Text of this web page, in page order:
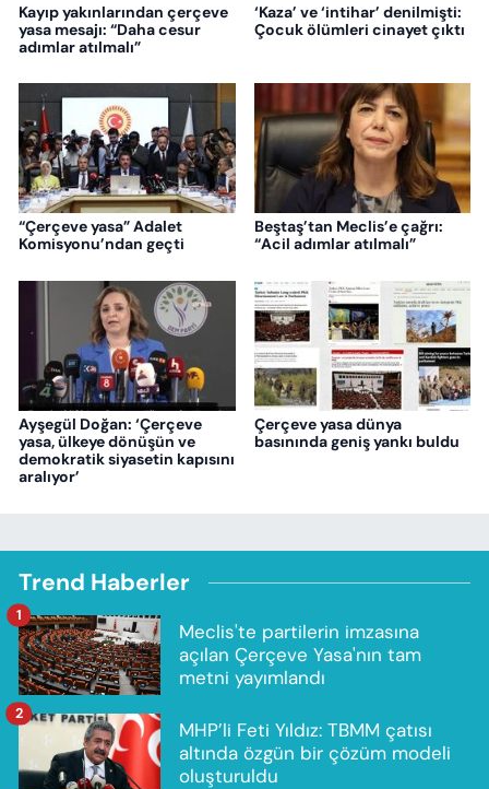
Kayıp yakınlarından çerçeve
yasa mesajı: “Daha cesur
adımlar atılmalı”
‘Kaza’ ve ‘intihar’ denilmişti:
Çocuk ölümleri cinayet çıktı
“Çerçeve yasa” Adalet
Komisyonu’ndan geçti
Beştaş’tan Meclis’e çağrı:
“Acil adımlar atılmalı”
Ayşegül Doğan: ‘Çerçeve
yasa, ülkeye dönüşün ve
demokratik siyasetin kapısını
aralıyor’
Çerçeve yasa dünya
basınında geniş yankı buldu
Trend Haberler
Meclis'te partilerin imzasına
açılan Çerçeve Yasa'nın tam
metni yayımlandı
1
MHP’li Feti Yıldız: TBMM çatısı
altında özgün bir çözüm modeli
oluşturuldu
2